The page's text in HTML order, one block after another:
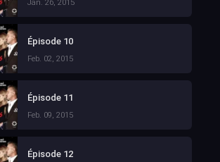
Jan. 26, 2015
Épisode 10
Feb. 02, 2015
Épisode 11
Feb. 09, 2015
Épisode 12